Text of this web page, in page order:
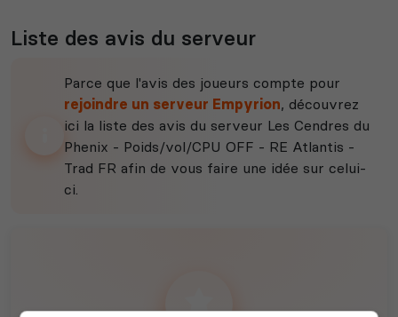
Liste des avis du serveur
Parce que l'avis des joueurs compte pour
rejoindre un serveur Empyrion, découvrez
ici la liste des avis du serveur Les Cendres du
Phenix - Poids/vol/CPU OFF - RE Atlantis -
Trad FR afin de vous faire une idée sur celui-
ci.